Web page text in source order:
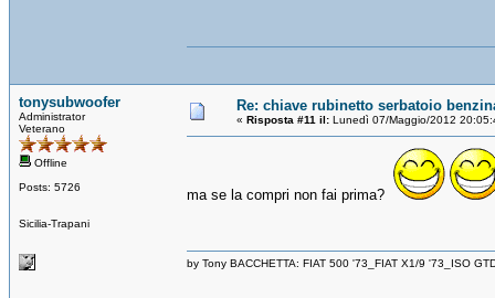
tonysubwoofer
Administrator
Veterano
Offline
Posts: 5726
Sicilia-Trapani
Re: chiave rubinetto serbatoio
« Risposta #11 il: Lunedì 07/Maggio/2012
ma se la compri non fai prima?
by Tony BACCHETTA: FIAT 500 '73_FIAT X1/9 '73_ISO